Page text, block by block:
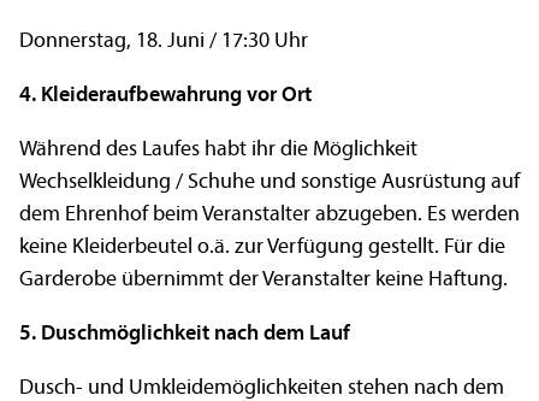
Donnerstag, 18. Juni / 17:30 Uhr
4. Kleideraufbewahrung vor Ort
Während des Laufes habt ihr die Möglichkeit
Wechselkleidung / Schuhe und sonstige Ausrüstung auf
dem Ehrenhof beim Veranstalter abzugeben. Es werden
keine Kleiderbeutel o.ä. zur Verfügung gestellt. Für die
Garderobe übernimmt der Veranstalter keine Haftung.
5. Duschmöglichkeit nach dem Lauf
Dusch- und Umkleidemöglichkeiten stehen nach dem